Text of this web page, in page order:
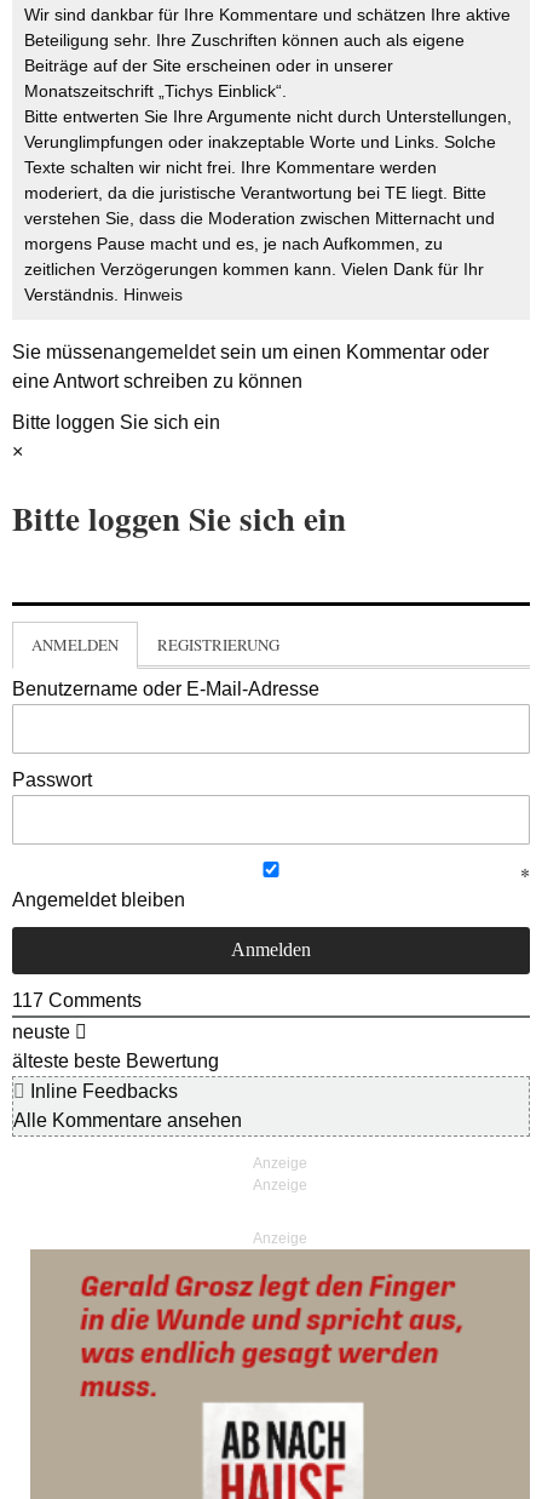
Wir sind dankbar für Ihre Kommentare und schätzen Ihre aktive
Beteiligung sehr. Ihre Zuschriften können auch als eigene
Beiträge auf der Site erscheinen oder in unserer
Monatszeitschrift „Tichys Einblick“.
Bitte entwerten Sie Ihre Argumente nicht durch Unterstellungen,
Verunglimpfungen oder inakzeptable Worte und Links. Solche
Texte schalten wir nicht frei. Ihre Kommentare werden
moderiert, da die juristische Verantwortung bei TE liegt. Bitte
verstehen Sie, dass die Moderation zwischen Mitternacht und
morgens Pause macht und es, je nach Aufkommen, zu
zeitlichen Verzögerungen kommen kann. Vielen Dank für Ihr
Verständnis. Hinweis
Sie müssenangemeldetsein um einen Kommentar oder
eine Antwort schreiben zu können
Bitte loggen Sie sich ein
×
Bitte loggen Sie sich ein
ANMELDEN REGISTRIERUNG
Benutzername oder E-Mail-Adresse
Passwort
Angemeldet bleiben
117 Comments
neuste
älteste beste Bewertung
Inline Feedbacks
Alle Kommentare ansehen
Anzeige